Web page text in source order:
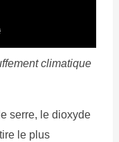
climatique
serre, le dioxyde
le plus